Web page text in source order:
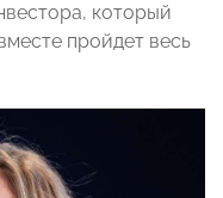
который
пройдет весь